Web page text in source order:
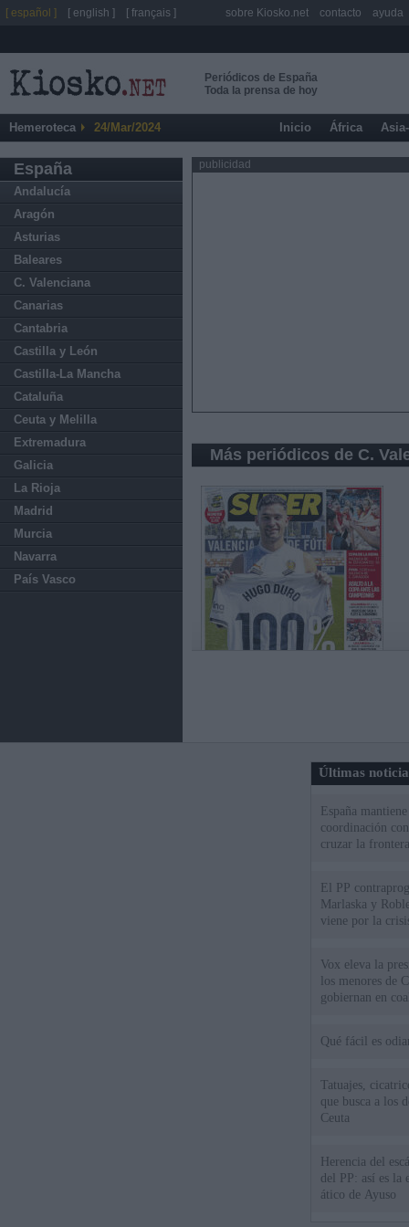
Periódicos de España
Toda la prensa de hoy
Hemeroteca 24/Mar/2024 Inicio África
España
Andalucía
Aragón
Asturias
Baleares
C. Valenciana
Canarias
Cantabria
Castilla y León
Castilla-La Mancha
Cataluña
Ceuta y Melilla
Extremadura
Galicia
La Rioja
Madrid
Murcia
Navarra
País Vasco
publicidad
Más periódicos de C.
Últimas
España
coordinación
cruzar la
El PP
Marlaska y
viene por la
Vox eleva la
los menores de
gobiernan en
Qué fácil es
Tatuajes,
que busca a los
Ceuta
Herencia del
del PP: así es la
ático de Ayuso
[ español ] [ english ] [ français ] sobre Kiosko.net contacto ayuda